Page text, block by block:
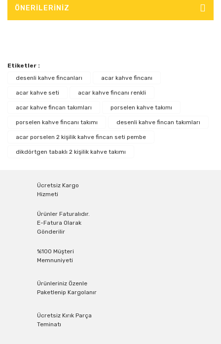
ÖNERİLERİNİZ
Etiketler :
desenli kahve fincanları
acar kahve fincanı
acar kahve seti acar kahve fincanı renkli
acar kahve fincan takımları porselen kahve takımı
porselen kahve fincanı takımı desenli kahve fincan takımları
acar porselen 2 kişilik kahve fincan seti pembe
dikdörtgen tabaklı 2 kişilik kahve takımı
Ücretsiz Kargo
Hizmeti
Ürünler Faturalıdır.
E-Fatura Olarak
Gönderilir
%100 Müşteri
Memnuniyeti
Ürünleriniz Özenle
Paketlenip Kargolanır
Ücretsiz Kırık Parça
Teminatı